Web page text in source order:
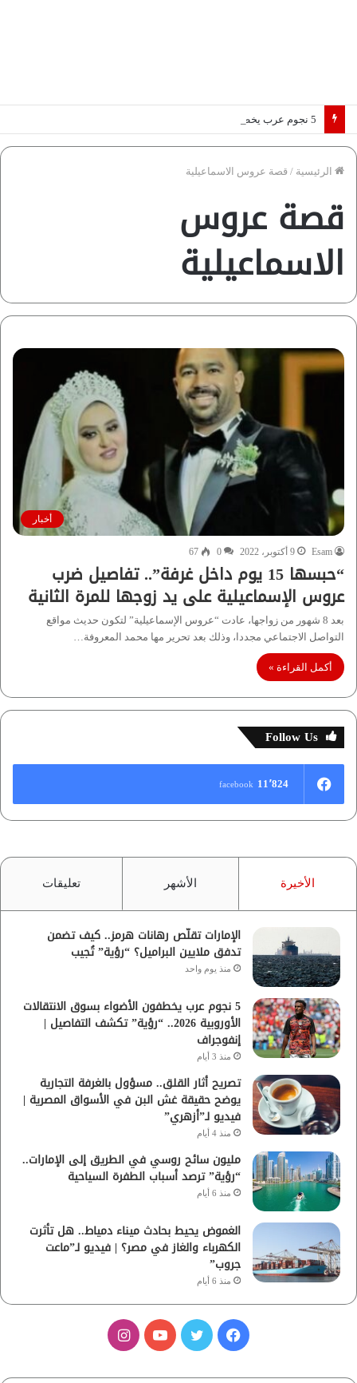
الرئيسية / قصة عروس الاسماعيلية
قصة عروس
الاسماعيلية
أخبار
Esam 9 أكتوبر، 2022 0
67
“حبسها 15 يوم داخل غرفة”.. تفاصيل ضرب
عروس الإسماعيلية على يد زوجها للمرة الثانية
بعد 8 شهور من زواجها، عادت “عروس الإسماعيلية” لتكون حديث مواقع
التواصل الاجتماعي مجددا، وذلك بعد تحرير مها محمد المعروفة…
أكمل القراءة »
Follow Us
11٬824 facebook
الأخيرة الأشهر تعليقات
الإمارات تقلّص رهانات هرمز.. كيف تضمن
تدفق ملايين البراميل؟ “رؤية” تُجيب
منذ يوم واحد
5 نجوم عرب يخطفون الأضواء بسوق الانتقالات
الأوروبية 2026.. “رؤية” تكشف التفاصيل |
إنفوجراف
منذ 3 أيام
تصريح أثار القلق.. مسؤول بالغرفة التجارية
يوضح حقيقة غش البن في الأسواق المصرية |
فيديو لـ”أزهري”
منذ 4 أيام
مليون سائح روسي في الطريق إلى الإمارات..
“رؤية” ترصد أسباب الطفرة السياحية
منذ 6 أيام
الغموض يحيط بحادث ميناء دمياط.. هل تأثرت
الكهرباء والغاز في مصر؟ | فيديو لـ”ماعت
جروب”
منذ 6 أيام